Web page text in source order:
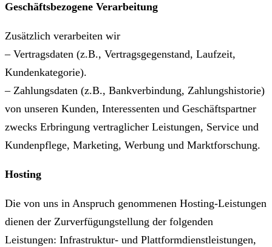
Geschäftsbezogene Verarbeitung
Zusätzlich verarbeiten wir
– Vertragsdaten (z.B., Vertragsgegenstand, Laufzeit,
Kundenkategorie).
– Zahlungsdaten (z.B., Bankverbindung, Zahlungshistorie)
von unseren Kunden, Interessenten und Geschäftspartner
zwecks Erbringung vertraglicher Leistungen, Service und
Kundenpflege, Marketing, Werbung und Marktforschung.
Hosting
Die von uns in Anspruch genommenen Hosting-Leistungen
dienen der Zurverfügungstellung der folgenden
Leistungen: Infrastruktur- und Plattformdienstleistungen,